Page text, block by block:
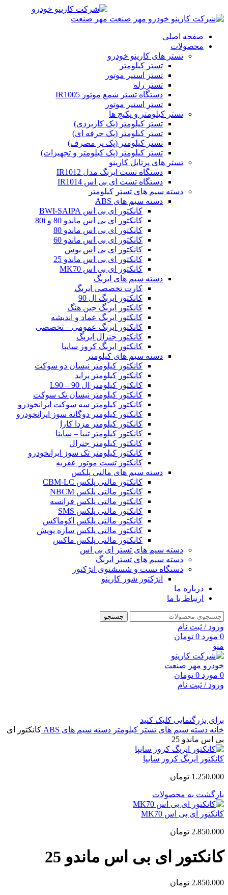
صفحه اصلی
محصولات
تستر های کارینو خودرو
تستر کیلومتر
تستر استپر موتور
تستر رله
دستگاه تستر شمع موتور IR1005
تستر استپر موتور
تستر کیلومتر و پکیج ها
تستر کیلومتر (پک کاربردی)
تستر کیلومتر (پک حرفه ای)
تستر کیلومتر (پک پر مصرف)
تستر کیلومتر (پک کیلومتر و تجهیزات)
تستر های پرتابل کارینو
دستگاه تست ایربگ مدل IR1012
دستگاه تست ای بی اس IR1014
دسته سیم های تستر کیلومتر
دسته سیم های ABS
کانکتور ای بی اس BWI-SAIPA
کانکتور ای بی اس ماندو 80 و 80i
کانکتور ای بی اس ماندو 80
کانکتور ای بی اس ماندو 60
کانکتور ای بی اس بوش
کانکتور ای بی اس ماندو 25
کانکتور ای بی اس MK70
دسته سیم های ایربگ
کارت تخصصی ایربگ
کانکتور ایربگ ال 90
کانکتور ایربگ جین هنگ
کانکتور ایربگ عماد و اندیشه
کانکتور ایربگ عمومی – تخصصی
کانکتور جنرال ایربگ
کانکتور ایربگ کروز سایپا
دسته سیم های کیلومتر
کانکتور کیلومتر نیسان دو سوکت
کانکتور کیلومتر پراید
کانکتور کیلومتر ال 90 – L90
کانکتور کیلومتر نیسان تک سوکت
کانکتور کیلومتر سه سوکت ایرانخودرو
کانکتور کیلومتر دوگانه سوز ایرانخودرو
کانکتور کیلومتر مزدا کارا
کانکتور کیلومتر تیبا – ساینا
کانکتور کیلومتر جنرال
کانکتور کیلومتر تک سوز ایرانخودرو
کانکتور تست موتور عقربه
دسته سیم های مالتی پلکس
کانکتور مالتی پلکس CBM-LC
کانکتور مالتی پلکس NBCM
کانکتور مالتی پلکس فرانسه
کانکتور مالتی پلکس SMS
کانکتور مالتی پلکس اکوماکس
کانکتور مالتی پلکس سازه پویش
کانکتور مالتی پلکس ماکس
دسته سیم های تستر ای بی اس
دسته سیم های تستر ایربگ
دستگاه تست و شسشتوی انژکتور
انژکتور شور کارینو
درباره ما
ارتباط با ما
جستجو
ورود / ثبت نام
0 مورد 0 تومان
منو
0 مورد 0 تومان
ورود / ثبت نام
برای بزرگنمایی کلیک کنید
خانه دسته سیم های تستر کیلومتر دسته سیم های ABS
کانکتور ای
بی اس ماندو 25
کانکتور ایربگ کروز سایپا
1.250.000 تومان
بازگشت به محصولات
کانکتور ای بی اس MK70
2.850.000 تومان
کانکتور ای بی اس ماندو 25
2.850.000 تومان